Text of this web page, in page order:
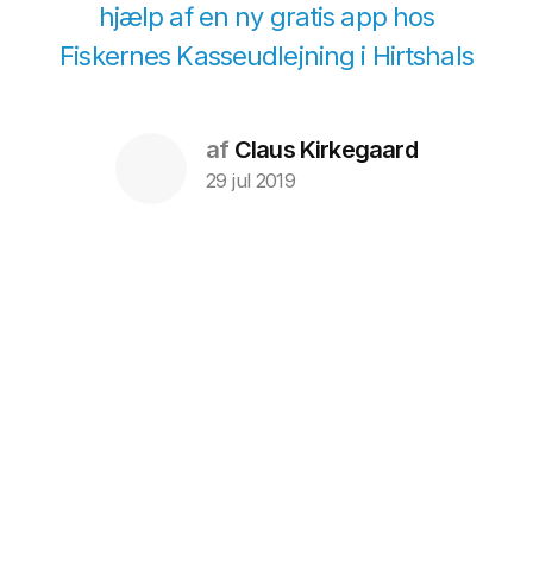
hjælp af en ny gratis app hos
Fiskernes Kasseudlejning i Hirtshals
afClaus Kirkegaard
29 jul 2019